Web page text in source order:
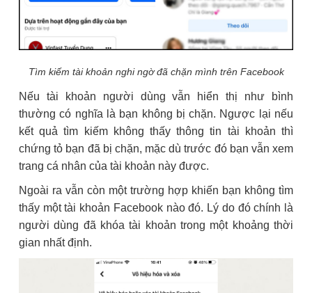
Tìm kiếm tài khoản nghi ngờ đã chặn mình trên Facebook
Nếu tài khoản người dùng vẫn hiển thị như bình
thường có nghĩa là bạn không bị chặn. Ngược lại nếu
kết quả tìm kiếm không thấy thông tin tài khoản thì
chứng tỏ bạn đã bị chặn, mặc dù trước đó bạn vẫn xem
trang cá nhân của tài khoản này được.
Ngoài ra vẫn còn một trường hợp khiến bạn không tìm
thấy một tài khoản Facebook nào đó. Lý do đó chính là
người dùng đã khóa tài khoản trong một khoảng thời
gian nhất định.